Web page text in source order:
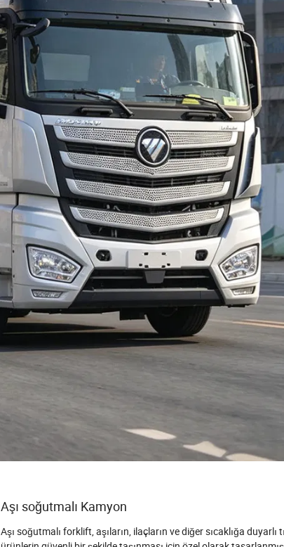
Aşı soğutmalı Kamyon
Aşı soğutmalı forklift, aşıların, ilaçların ve diğer sıcaklığa duyarlı